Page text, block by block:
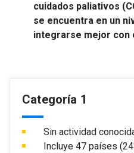
cuidados paliativos
se encuentra en un
integrarse mejor con
Categoría 1
Sin actividad
Incluye 47 países